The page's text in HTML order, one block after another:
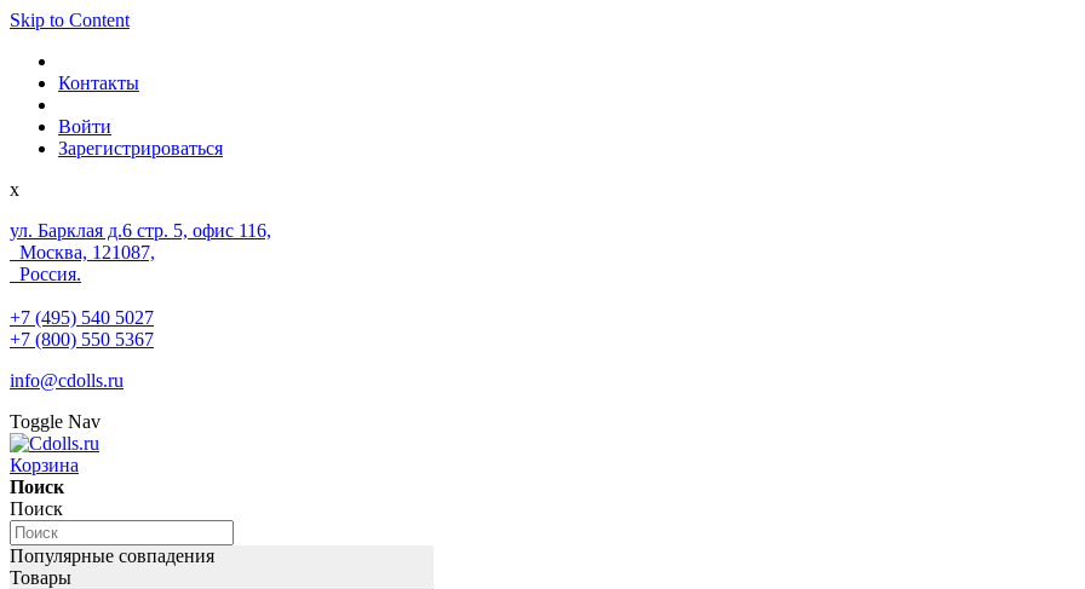
Skip to Content
Контакты
Войти
Зарегистрироваться
x
ул. Барклая д.6 стр. 5, офис 116,
Москва, 121087,
Россия.
+7 (495) 540 5027
+7 (800) 550 5367
info@cdolls.ru
Toggle Nav
Корзина
Поиск
Поиск
Популярные совпадения
Товары